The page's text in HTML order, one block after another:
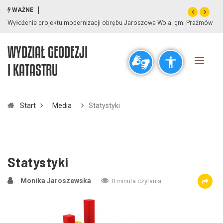
visibility_off title
remove_circle_outline
WAŻNE
Wyłożenie projektu modernizacji obrębu Jaroszowa Wola, gm. Prażmów
WYDZIAŁ GEODEZJI
I KATASTRU
Start Media Statystyki
Statystyki
Monika Jaroszewska 0 minuta czytania